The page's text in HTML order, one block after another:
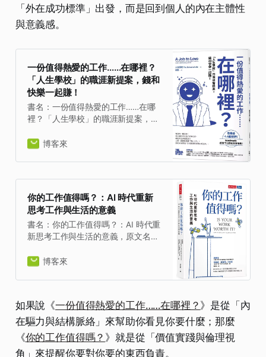
「外在成功標準」出發，而是回到個人的內在主體性
與意義感。
一份值得熱愛的工作……在哪裡？
「人生學校」的職涯新提案，錢和
快樂一起賺！
書名：一份值得熱愛的工作……在哪
裡？「人生學校」的職涯新提案，錢
to Love: A practical guide to finding
體中文，ISBN：9786267596586，
者：人生學校，譯者：謝慈，出版日
期：2025/04/16，類別：商業理財
博客來
你的工作值得嗎？：AI 時代重新
思考工作與生活的意義
書名：你的工作值得嗎？：AI 時代重
新思考工作與生活的意義，原文名
Think About Meaningful Work，語
佛．托斯蒂—卡拉斯，譯者：卓妙
容，出版日期：2025/03/31，類
別：商業理財
博客來
如果說《一份值得熱愛的工作……在哪裡？》是從「內
在驅力與結構脈絡」來幫助你看見你要什麼；那麼
《你的工作值得嗎？ 》就是從「價值實踐與倫理視
角」來提醒你要對你要的東西負責。